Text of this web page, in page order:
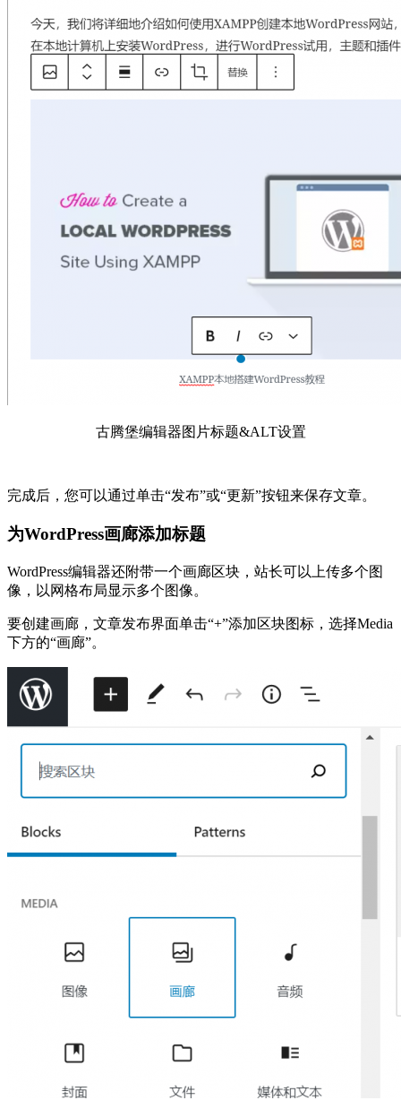
古腾堡编辑器图片标题&ALT设置
完成后，您可以通过单击“发布”或“更新”按钮来保存文章。
为WordPress画廊添加标题
WordPress编辑器还附带一个画廊区块，站长可以上传多个图
像，以网格布局显示多个图像。
要创建画廊，文章发布界面单击“+”添加区块图标，选择Media
下方的“画廊”。